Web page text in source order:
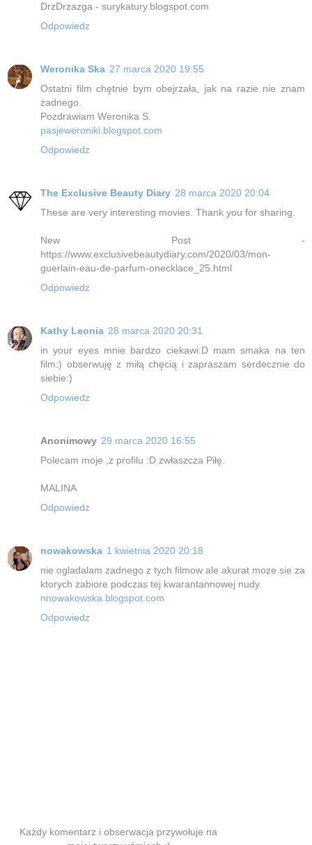
DrzDrzazga - surykatury.blogspot.com
Odpowiedz
Weronika Ska 27 marca 2020 19:55
Ostatni film chętnie bym obejrzała, jak na razie nie znam
żadnego.
Pozdrawiam Weronika S.
pasjeweroniki.blogspot.com
Odpowiedz
The Exclusive Beauty Diary 28 marca 2020 20:04
These are very interesting movies. Thank you for sharing.
New Post -
https://www.exclusivebeautydiary.com/2020/03/mon-
guerlain-eau-de-parfum-onecklace_25.html
Odpowiedz
Kathy Leonia 28 marca 2020 20:31
in your eyes mnie bardzo ciekawi:D mam smaka na ten
film:) obserwuję z miłą chęcią i zapraszam serdecznie do
siebie:)
Odpowiedz
Anonimowy 29 marca 2020 16:55
Polecam moje ,z profilu :D zwłaszcza Piłę.
MALINA
Odpowiedz
nowakowska 1 kwietnia 2020 20:18
nie ogladalam zadnego z tych filmow ale akurat moze sie za
ktorych zabiore podczas tej kwarantannowej nudy.
nnowakowska.blogspot.com
Odpowiedz
Każdy komentarz i obserwacja przywołuje na